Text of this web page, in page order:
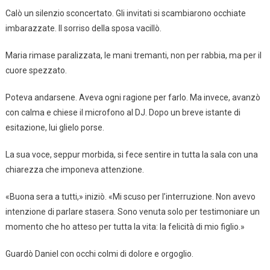
Calò un silenzio sconcertato. Gli invitati si scambiarono occhiate
imbarazzate. Il sorriso della sposa vacillò.
Maria rimase paralizzata, le mani tremanti, non per rabbia, ma per il
cuore spezzato.
Poteva andarsene. Aveva ogni ragione per farlo. Ma invece, avanzò
con calma e chiese il microfono al DJ. Dopo un breve istante di
esitazione, lui glielo porse.
La sua voce, seppur morbida, si fece sentire in tutta la sala con una
chiarezza che imponeva attenzione.
«Buona sera a tutti,» iniziò. «Mi scuso per l’interruzione. Non avevo
intenzione di parlare stasera. Sono venuta solo per testimoniare un
momento che ho atteso per tutta la vita: la felicità di mio figlio.»
Guardò Daniel con occhi colmi di dolore e orgoglio.